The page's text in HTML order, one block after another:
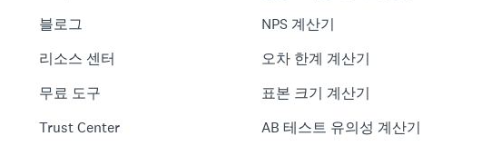
블로그
리소스 센터
무료 도구
Trust Center
NPS 계산기
오차 한계 계산기
표본 크기 계산기
AB 테스트 유의성 계산기